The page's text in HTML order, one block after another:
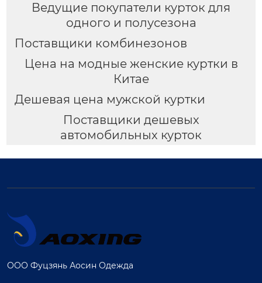
Ведущие покупатели курток для
одного и полусезона
Поставщики комбинезонов
Цена на модные женские куртки в
Китае
Дешевая цена мужской куртки
Поставщики дешевых
автомобильных курток
ООО Фуцзянь Аосин Одежда